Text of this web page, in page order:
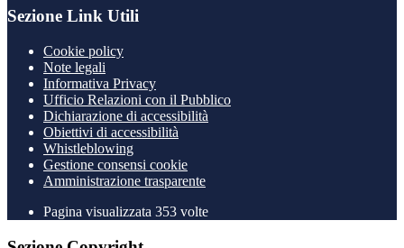
Sezione Link Utili
Cookie policy
Note legali
Informativa Privacy
Ufficio Relazioni con il Pubblico
Dichiarazione di accessibilità
Obiettivi di accessibilità
Whistleblowing
Gestione consensi cookie
Amministrazione trasparente
Pagina visualizzata 353 volte